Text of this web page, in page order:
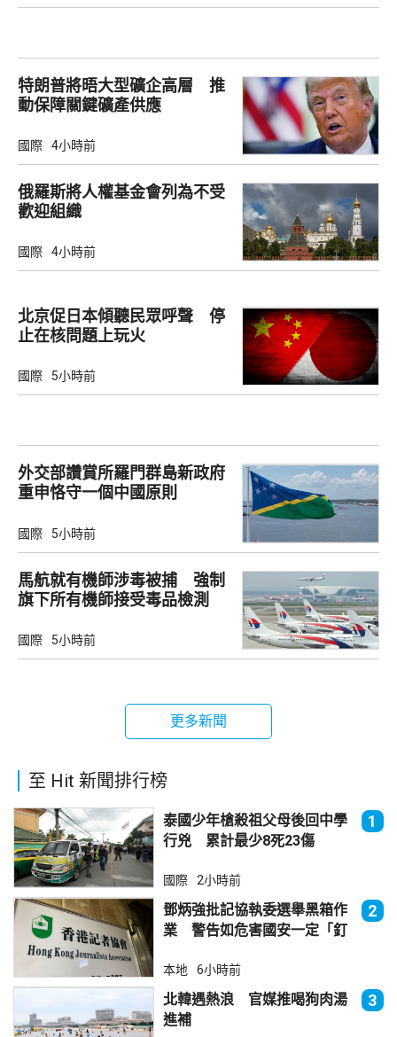
特朗普將晤大型礦企高層 推
動保障關鍵礦產供應
國際 4小時前
俄羅斯將人權基金會列為不受
歡迎組織
國際 4小時前
北京促日本傾聽民眾呼聲 停
止在核問題上玩火
國際 5小時前
外交部讚賞所羅門群島新政府
重申恪守一個中國原則
國際 5小時前
馬航就有機師涉毒被捕 強制
旗下所有機師接受毒品檢測
國際 5小時前
更多新聞
至 Hit 新聞排行榜
泰國少年槍殺祖父母後回中學
行兇 累計最少8死23傷
1
國際 2小時前
鄧炳強批記協執委選舉黑箱作
業 警告如危害國安一定「釘
2
本地 6小時前
北韓遇熱浪 官媒推喝狗肉湯
進補
3